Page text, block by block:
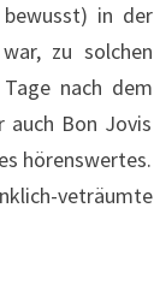
in der
zu solchen
nach dem
auch Bon Jovis
hörenswertes.
veträumte